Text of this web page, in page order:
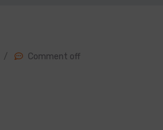
/ Comment off